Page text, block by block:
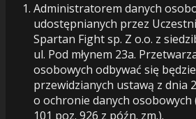
Administratorem danych
udostępnianych przez
Spartan Fight sp. Z o.o. z
ul. Pod młynem 23a.
osobowych odbywać się
przewidzianych ustawą z dnia
o ochronie danych osobowych
101 poz. 926 z późn. zm.).